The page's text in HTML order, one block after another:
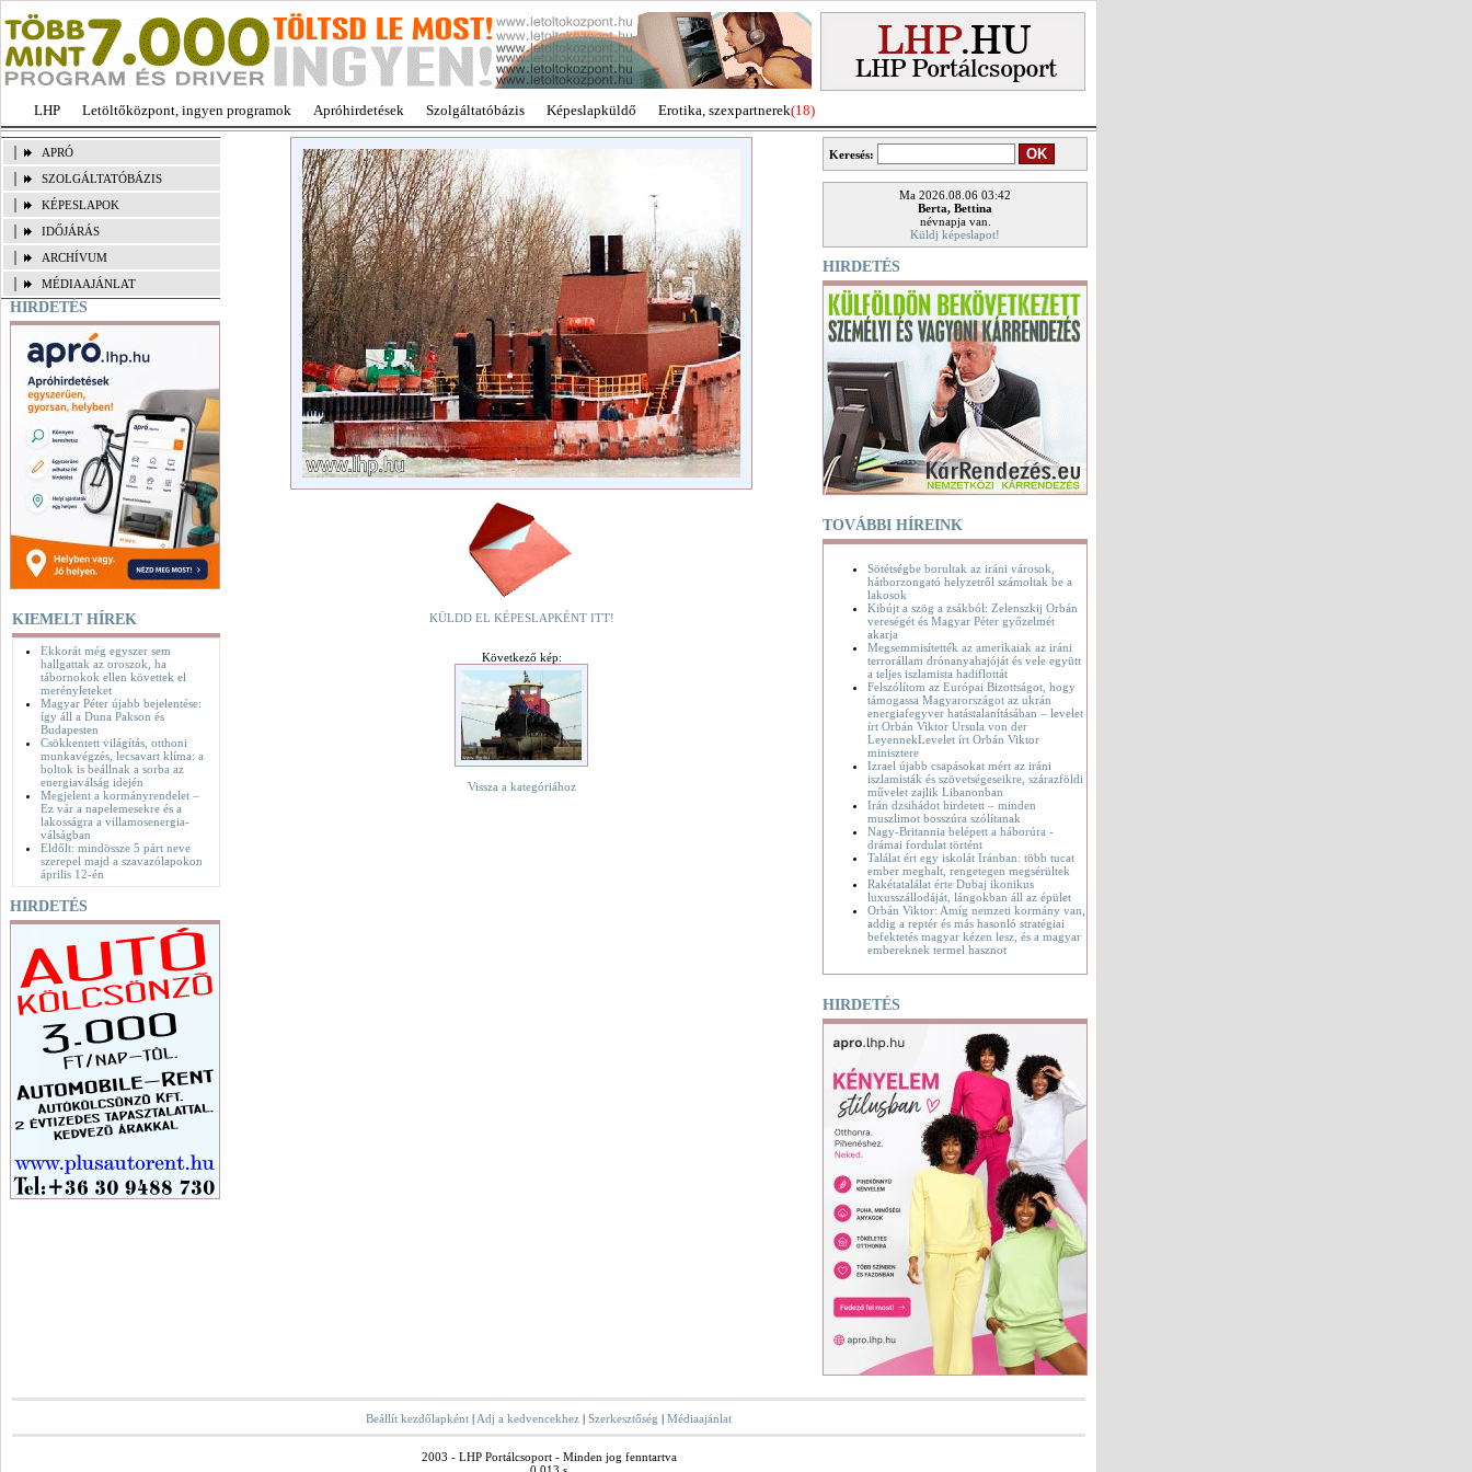
LHP Letöltőközpont, ingyen programok Apróhirdetések Szolgáltatóbázis Képeslapküldő Erotika, szexpartnerek(18)
APRÓ
SZOLGÁLTATÓBÁZIS
KÉPESLAPOK
IDŐJÁRÁS
ARCHÍVUM
MÉDIAAJÁNLAT
HIRDETÉS
KIEMELT HÍREK
Ekkorát még egyszer sem
hallgattak az oroszok, ha
tábornokok ellen követtek el
merényleteket
Magyar Péter újabb bejelentése:
így áll a Duna Pakson és
Budapesten
Csökkentett világítás, otthoni
munkavégzés, lecsavart klíma: a
boltok is beállnak a sorba az
energiaválság idején
Megjelent a kormányrendelet –
Ez vár a napelemesekre és a
lakosságra a villamosenergia-
válságban
Eldőlt: mindössze 5 párt neve
szerepel majd a szavazólapokon
április 12-én
HIRDETÉS
KÜLDD EL KÉPESLAPKÉNT ITT!
Következő kép:
Vissza a kategóriához
Keresés:
Ma 2026.08.06 03:42
Berta, Bettina
névnapja van.
Küldj képeslapot!
HIRDETÉS
TOVÁBBI HÍREINK
Sötétségbe borultak az iráni városok,
hátborzongató helyzetről számoltak be a
lakosok
Kibújt a szög a zsákból: Zelenszkij Orbán
vereségét és Magyar Péter győzelmét
akarja
Megsemmisítették az amerikaiak az iráni
terrorállam drónanyahajóját és vele együtt
a teljes iszlamista hadiflottát
Felszólítom az Európai Bizottságot, hogy
támogassa Magyarországot az ukrán
energiafegyver hatástalanításában – levelet
írt Orbán Viktor Ursula von der
LeyennekLevelet írt Orbán Viktor
minisztere
Izrael újabb csapásokat mért az iráni
iszlamisták és szövetségeseikre, szárazföldi
művelet zajlik Libanonban
Irán dzsihádot hirdetett – minden
muszlimot bosszúra szólítanak
Nagy-Britannia belépett a háborúra -
drámai fordulat történt
Találat ért egy iskolát Iránban: több tucat
ember meghalt, rengetegen megsérültek
Rakétatalálat érte Dubaj ikonikus
luxusszállodáját, lángokban áll az épület
Orbán Viktor: Amíg nemzeti kormány van,
addig a reptér és más hasonló stratégiai
befektetés magyar kézen lesz, és a magyar
embereknek termel hasznot
HIRDETÉS
Beállít kezdőlapként | Adj a kedvencekhez | Szerkesztőség | Médiaajánlat
2003 - LHP Portálcsoport - Minden jog fenntartva